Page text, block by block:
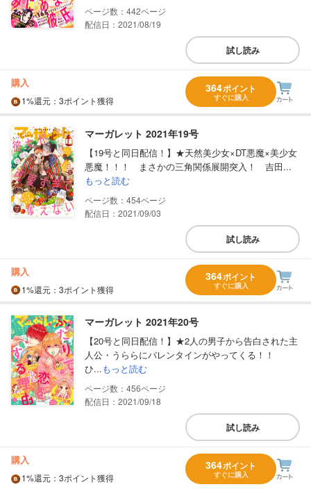
442
配信日：2021/08/19
試し読み
購入
1%還元 ：3ポイント獲得
364ポイント
すぐに購入
マーガレット 2021年19号
【19号と同日配信！】★天然美少女×DT悪魔×美少女
悪魔！！！ まさかの三角関係展開突入！ 吉田...
もっと読む
454
配信日：2021/09/03
試し読み
購入
1%還元 ：3ポイント獲得
364ポイント
すぐに購入
マーガレット 2021年20号
【20号と同日配信！】★2人の男子から告白された主
人公・うららにバレンタインがやってくる！！
ひ...もっと読む
456
配信日：2021/09/18
試し読み
購入
1%還元 ：3ポイント獲得
364ポイント
すぐに購入